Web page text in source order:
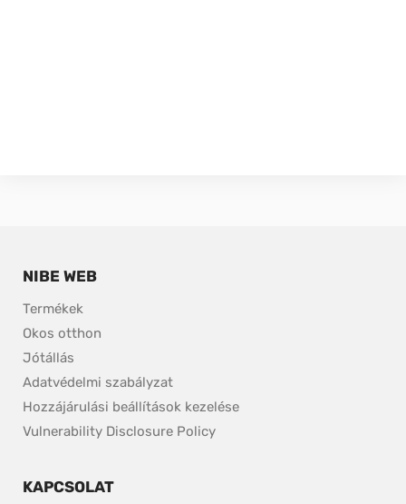
NIBE WEB
Termékek
Okos otthon
Jótállás
Adatvédelmi szabályzat
Hozzájárulási beállítások kezelése
Vulnerability Disclosure Policypdf, 153.9 kB.
KAPCSOLAT